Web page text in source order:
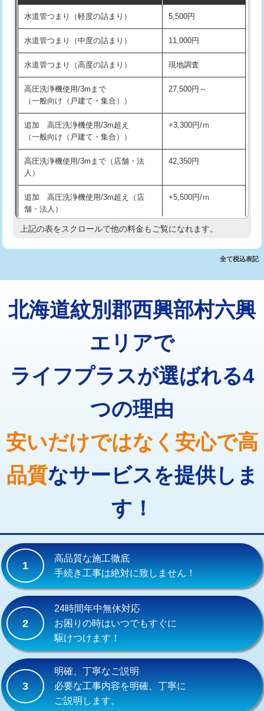
洗面台設置 38,500円
化粧台設置 22,000円
追加人工 16,500円
廃棄・処分 現場見積
※給水管工事は20mmまでの価格です。
交換・取付(排水栓・排水トラップ
22,000円+材料費
持込商品取付（混合水栓）
持込商品取付（浄水器・分岐水栓） 16,500円
業）
排水管工事（追加 排水管工事/3ｍ超
え）
マス交換（土の掘削・埋め戻し作業） 11,000円~
マス交換（深さ50㎝以上） 66,000円
コンクリート斫り（厚さ10㎝超え） 38,500円
モルタル補修（厚さ10㎝まで） 27,500円
16,500円
廃棄・処分 現場見積
水道管つまり（軽度の詰まり） 5,500円
水道管つまり（中度の詰まり） 11,000円
水道管つまり（高度の詰まり） 現地調査
高圧洗浄機使用/3mまで
（一般向け（戸建て・集合））
27,500円～
追加 高圧洗浄機使用/3m超え
（一般向け（戸建て・集合））
+3,300円/ｍ
高圧洗浄機使用/3mまで（店舗・法
人）
42,350円
追加 高圧洗浄機使用/3m超え（店
舗・法人）
+5,500円/ｍ
高度高圧洗浄換 現地調査
トーラー機使用/3mまで 33,000円
追加トーラー機使用/3m超え +3,300円
8,800円
止水・漏水調査・防水処理・清掃・修
11,000円
止水・漏水調査・防水処理・清掃・修
22,000円
止水・漏水調査・防水処理・清掃・修
理・調整・分解・加工など（重作業）
33,000円
その他部品の脱着 8,800円～
交換・取付(単水栓（壁付・デッキ
式）)
13,200円+材料費
交換・取付(混合水栓（壁付・デッキ
式・ワンホール）)
16,500円+材料費
交換・取付(排水栓・排水トラップ
（P/S/ポップアップ））
交換・取付（その他部品）
持込商品取付（単水栓）
持込商品取付（混合水栓） 16,500円
上記の表をスクロールで他の料金もご覧になれます。
全て税込表記
北海道紋別郡西興部村六興
エリアで
ライフプラスが選ばれる4
つの理由
安いだけではなく安心で高
品質なサービスを提供しま
す！
1
高品質な施工徹底
手続き工事は絶対に致しません！
2
24時間年中無休対応
お困りの時はいつでもすぐに
駆けつけます！
3
明確、丁寧なご説明
必要な工事内容を明確、丁寧に
ご説明します。